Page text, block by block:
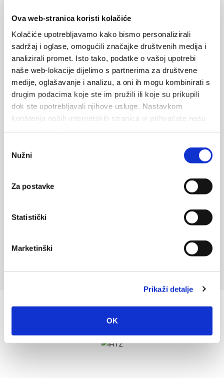
Ova web-stranica koristi kolačiće
Kolačiće upotrebljavamo kako bismo personalizirali
sadržaj i oglase, omogućili značajke društvenih medija i
analizirali promet. Isto tako, podatke o vašoj upotrebi
naše web-lokacije dijelimo s partnerima za društvene
medije, oglašavanje i analizu, a oni ih mogu kombinirati s
drugim podacima koje ste im pružili ili koje su prikupili
dok ste upotrebljavali njihove usluge. Nastavkom
korištenja naših internetskih stranica vi prihvaćate našu
pristanka
Nužni
Za postavke
Statistički
Marketinški
Prikaži detalje
OK